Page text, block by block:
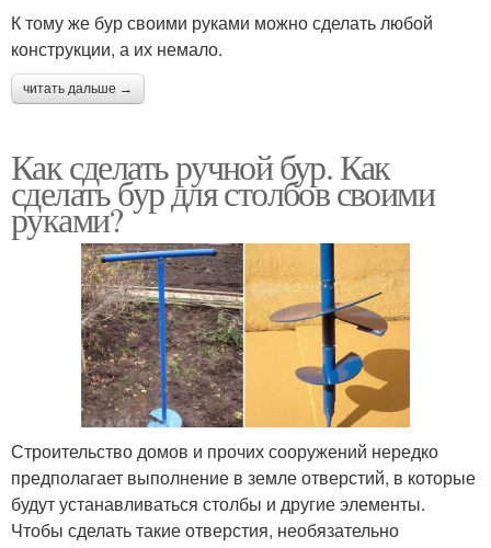
К тому же бур своими руками можно сделать любой
конструкции, а их немало.
читать дальше →
Как сделать ручной бур. Как
сделать бур для столбов своими
руками?
Строительство домов и прочих сооружений нередко
предполагает выполнение в земле отверстий, в которые
будут устанавливаться столбы и другие элементы.
Чтобы сделать такие отверстия, необязательно